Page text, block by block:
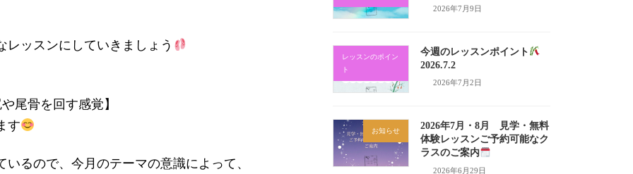
ッスンにしていきましょう
尾骨を回す感覚】
す
るので、今月のテーマの意識によって、
2026年7月9日
レッスンのポイン
ト
今週のレッスンポイント
2026.7.2
2026年7月2日
お知らせ
2026年7月・8月 見学・無料
体験レッスンご予約可能なク
ラスのご案内
2026年6月29日